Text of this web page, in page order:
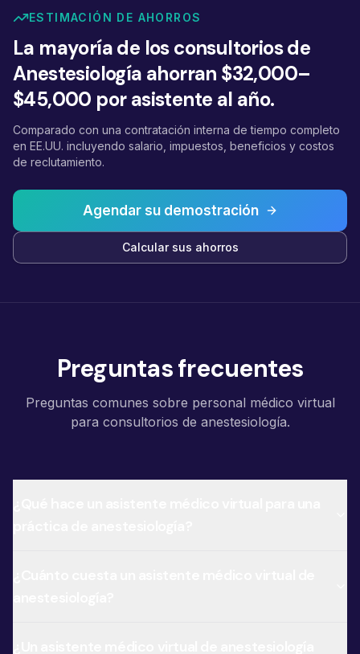
ESTIMACIÓN DE AHORROS
La mayoría de los consultorios de
Anestesiología ahorran $32,000–
$45,000 por asistente al año.
Comparado con una contratación interna de tiempo completo
en EE.UU. incluyendo salario, impuestos, beneficios y costos
de reclutamiento.
Agendar su demostración
Calcular sus ahorros
Preguntas frecuentes
Preguntas comunes sobre personal médico virtual
para consultorios de anestesiología.